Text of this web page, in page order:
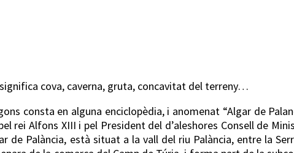
cova, caverna, gruta, concavitat del terreny…
consta en alguna enciclopèdia, i anomenat “Algar de
rei Alfons XIII i pel President del d’aleshores Consell de
de Palància, està situat a la vall del riu Palància, entre la